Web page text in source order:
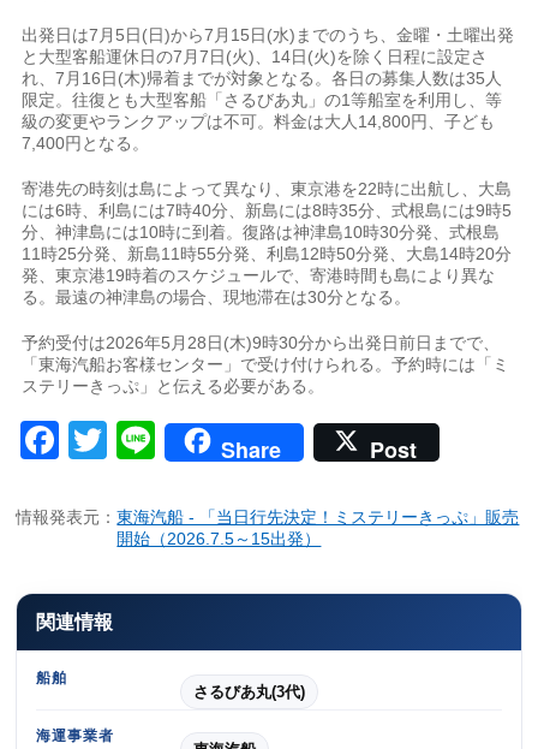
出発日は7月5日(日)から7月15日(水)までのうち、金曜・土曜出発
と大型客船運休日の7月7日(火)、14日(火)を除く日程に設定さ
れ、7月16日(木)帰着までが対象となる。各日の募集人数は35人
限定。往復とも大型客船「さるびあ丸」の1等船室を利用し、等
級の変更やランクアップは不可。料金は大人14,800円、子ども
7,400円となる。
寄港先の時刻は島によって異なり、東京港を22時に出航し、大島
には6時、利島には7時40分、新島には8時35分、式根島には9時5
分、神津島には10時に到着。復路は神津島10時30分発、式根島
11時25分発、新島11時55分発、利島12時50分発、大島14時20分
発、東京港19時着のスケジュールで、寄港時間も島により異な
る。最遠の神津島の場合、現地滞在は30分となる。
予約受付は2026年5月28日(木)9時30分から出発日前日までで、
「東海汽船お客様センター」で受け付けられる。予約時には「ミ
ステリーきっぷ」と伝える必要がある。
Facebook
Twitter
LineShare Post
情報発表元：東海汽船 - 「当日行先決定！ミステリーきっぷ」販売
開始（2026.7.5～15出発）
関連情報
船舶
さるびあ丸(3代)
海運事業者